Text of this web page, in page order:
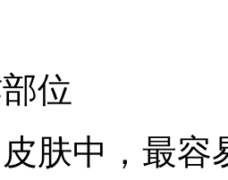
位
肤中，最容